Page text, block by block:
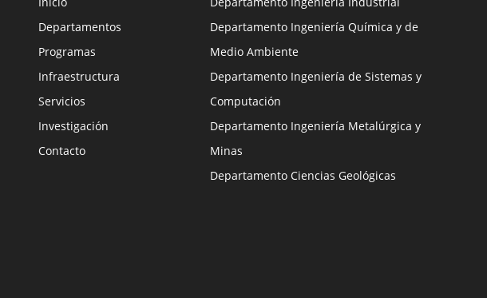
Departamentos
Programas
Infraestructura
Servicios
Investigación
Contacto
Departamento Ingeniería Química y de
Medio Ambiente
Departamento Ingeniería de Sistemas y
Computación
Departamento Ingeniería Metalúrgica y
Minas
Departamento Ciencias Geológicas